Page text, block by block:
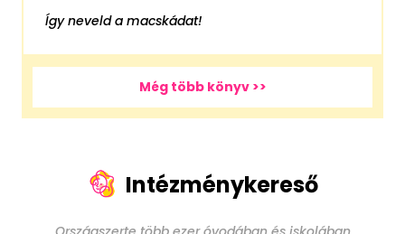
Így neveld a macskádat!
Még több könyv >>
Intézménykereső